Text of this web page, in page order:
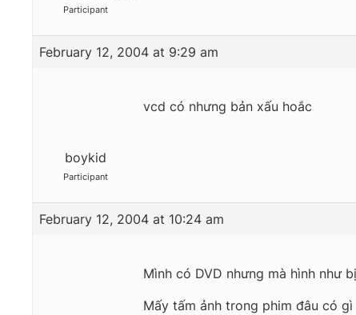
Participant
February 12, 2004 at 9:29 am
boykid
Participant
vcd có nhưng bản xấu hoắc
February 12, 2004 at 10:24 am
Mình có DVD nhưng mà hình như
Mấy tấm ảnh trong phim đâu có